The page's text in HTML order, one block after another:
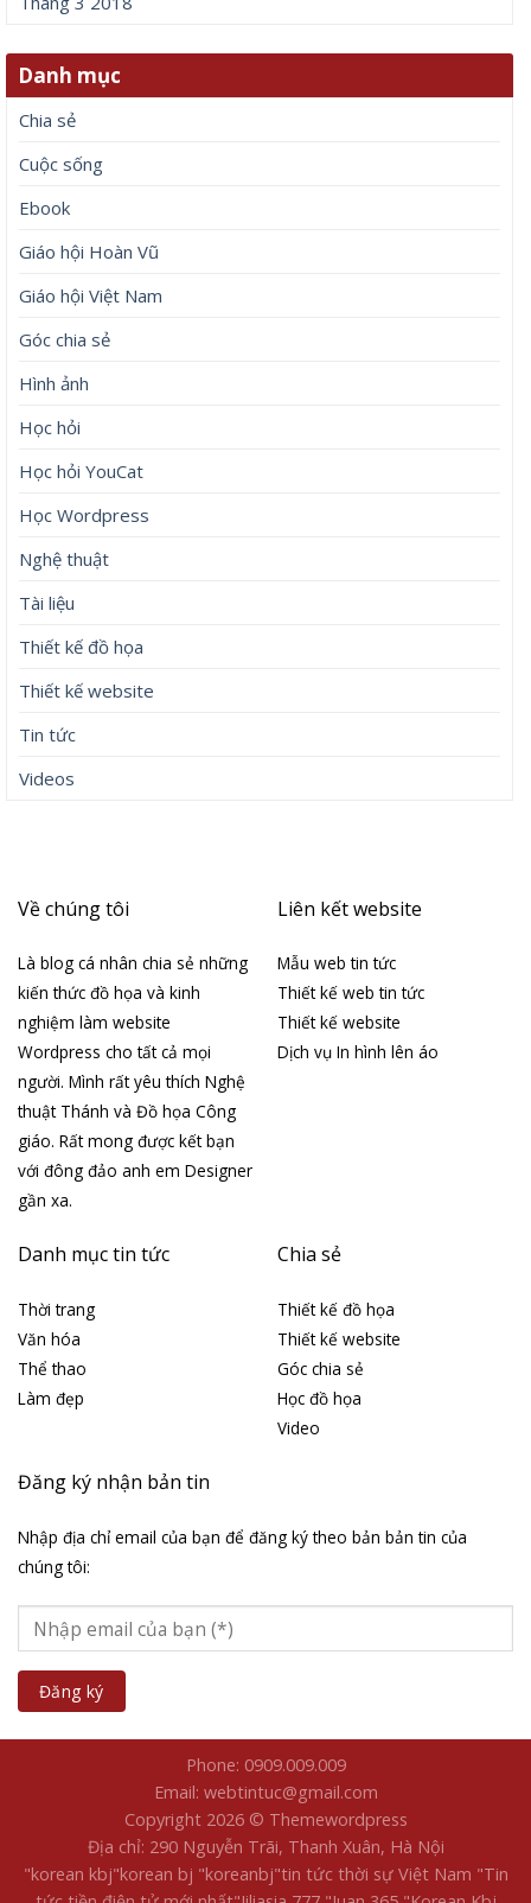
Danh mục
Chia sẻ
Cuộc sống
Ebook
Giáo hội Hoàn Vũ
Giáo hội Việt Nam
Góc chia sẻ
Hình ảnh
Học hỏi
Học hỏi YouCat
Học Wordpress
Nghệ thuật
Tài liệu
Thiết kế đồ họa
Thiết kế website
Tin tức
Videos
Về chúng tôi
Là blog cá nhân chia sẻ những
kiến thức đồ họa và kinh
nghiệm làm website
Wordpress cho tất cả mọi
người. Mình rất yêu thích Nghệ
thuật Thánh và Đồ họa Công
giáo. Rất mong được kết bạn
với đông đảo anh em Designer
gần xa.
Liên kết website
Mẫu web tin tức
Thiết kế web tin tức
Thiết kế website
Dịch vụ In hình lên áo
Danh mục tin tức
Thời trang
Văn hóa
Thể thao
Làm đẹp
Chia sẻ
Thiết kế đồ họa
Thiết kế website
Góc chia sẻ
Học đồ họa
Video
Đăng ký nhận bản tin
Nhập địa chỉ email của bạn để đăng ký theo bản bản tin của
chúng tôi:
Phone: 0909.009.009
Email: webtintuc@gmail.com
Copyright 2026 © Themewordpress
Địa chỉ: 290 Nguyễn Trãi, Thanh Xuân, Hà Nội
"korean kbj​"korean bj "koreanbj​"tin tức thời sự Việt Nam "Tin